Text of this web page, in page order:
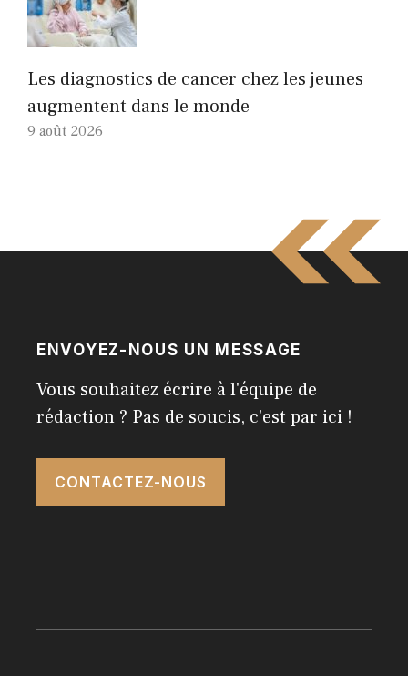
Les diagnostics de cancer chez les jeunes
augmentent dans le monde
9 août 2026
ENVOYEZ-NOUS UN MESSAGE
Vous souhaitez écrire à l'équipe de
rédaction ? Pas de soucis, c'est par ici !
CONTACTEZ-NOUS